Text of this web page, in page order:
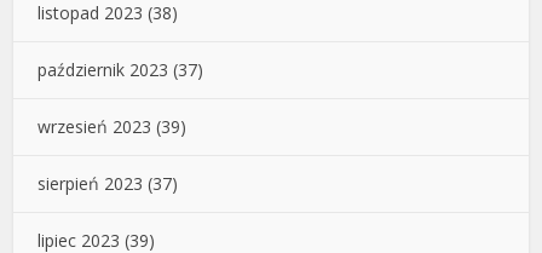
listopad 2023 (38)
październik 2023 (37)
wrzesień 2023 (39)
sierpień 2023 (37)
lipiec 2023 (39)